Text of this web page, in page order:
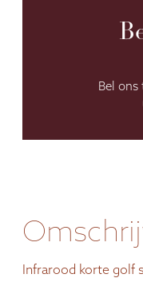
Bel
Infrarood korte golf